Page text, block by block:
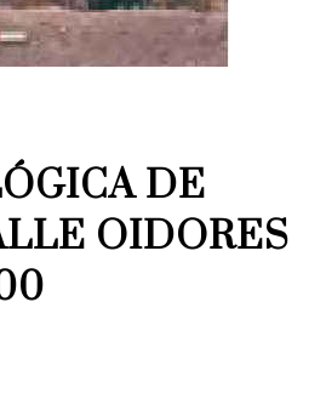
DE
OIDORES